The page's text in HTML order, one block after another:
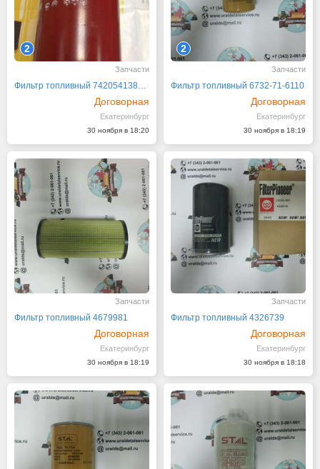
2
Запчасти
Фильтр топливный 7420541381, 7420976001
Договорная
Екатеринбург
30 ноября в 18:20
2
Запчасти
Фильтр топливный 6732-71-6110
Договорная
Екатеринбург
30 ноября в 18:19
Запчасти
Фильтр топливный 4679981
Договорная
Екатеринбург
30 ноября в 18:19
Запчасти
Фильтр топливный 4326739
Договорная
Екатеринбург
30 ноября в 18:18